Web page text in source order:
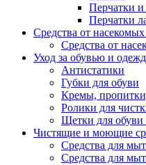
Перчатки
Перчатки
Средства от
Средства от
Уход за обувью и
Антистатики
Губки для обуви
Кремы,
Ролики для
Щетки для
Чистящие и моющие
Средства для
Средства для